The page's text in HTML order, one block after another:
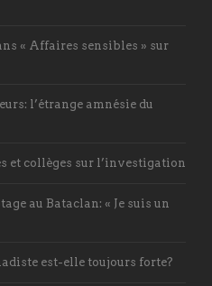
« Affaires sensibles » sur
l’étrange amnésie du
et collèges sur l’investigation
au Bataclan: « Je suis un
est-elle toujours forte?